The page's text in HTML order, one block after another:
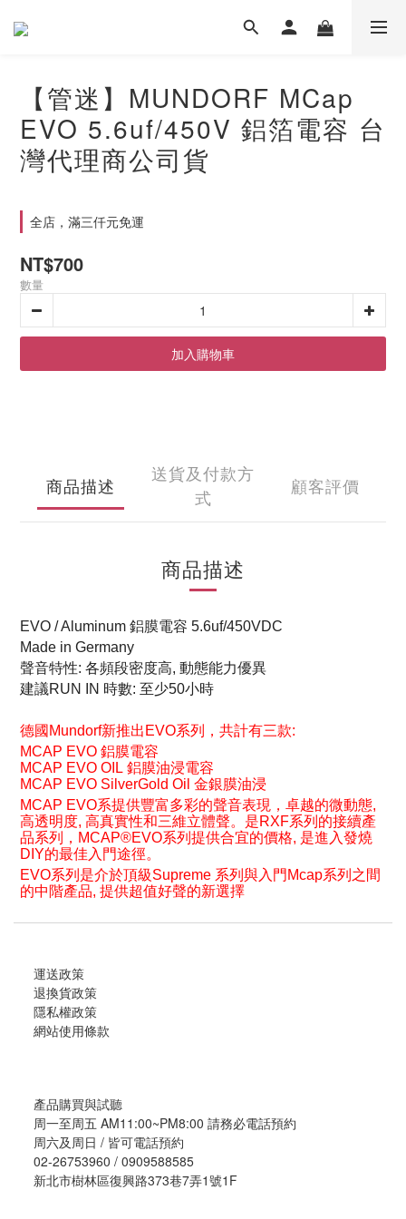
【管迷】MUNDORF MCap
EVO 5.6uf/450V 鋁箔電容 台
灣代理商公司貨
全店，滿三仟元免運
NT$700
數量
加入購物車
商品描述
送貨及付款方
式
顧客評價
商品描述
EVO / Aluminum 鋁膜電容 5.6uf/450VDC
Made in Germany
聲音特性: 各頻段密度高, 動態能力優異
建議RUN IN 時數: 至少50小時
德國Mundorf新推出EVO系列，共計有三款:
MCAP EVO 鋁膜電容
MCAP EVO OIL 鋁膜油浸電容
MCAP EVO SilverGold Oil 金銀膜油浸
MCAP EVO系提供豐富多彩的聲音表現，卓越的微動態,
高透明度, 高真實性和三維立體聲。是RXF系列的接續產
品系列，MCAP®EVO系列提供合宜的價格, 是進入發燒
DIY的最佳入門途徑。
EVO系列是介於頂級Supreme 系列與入門Mcap系列之間
的中階產品, 提供超值好聲的新選擇
運送政策
退換貨政策
隱私權政策
網站使用條款
產品購買與試聽
周一至周五 AM11:00~PM8:00 請務必電話預約
周六及周日 / 皆可電話預約
02-26753960 / 0909588585
新北市樹林區復興路373巷7弄1號1F